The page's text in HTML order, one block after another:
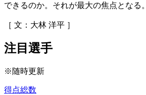
できるのか。それが最大の焦点となる。
［ 文：大林 洋平 ］
注目選手
※随時更新
得点総数